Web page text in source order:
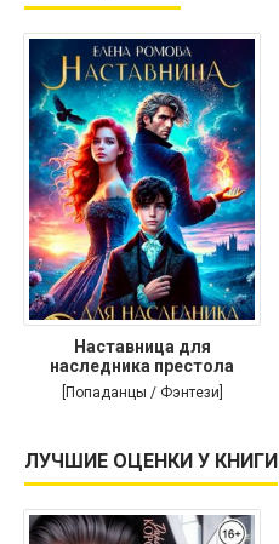
Наставница для
наследника престола
[Попаданцы / Фэнтези]
ЛУЧШИЕ ОЦЕНКИ У КНИГИ